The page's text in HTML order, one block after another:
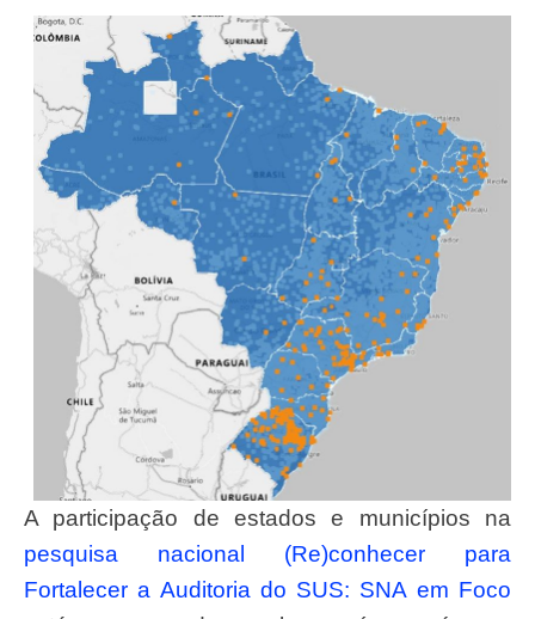
A participação de estados e municípios na
pesquisa nacional (Re)conhecer para
Fortalecer a Auditoria do SUS: SNA em Foco